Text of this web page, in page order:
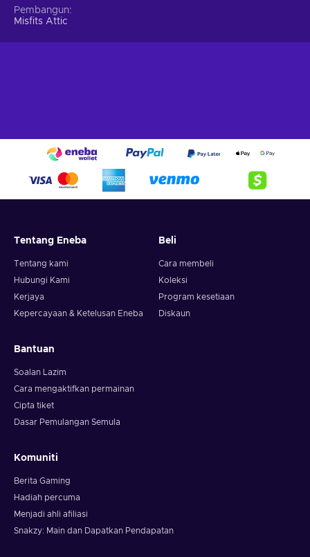
Pembangun
Misfits Attic
Tentang Eneba
Tentang kami
Hubungi Kami
Kerjaya
Kepercayaan & Ketelusan Eneba
Beli
Cara membeli
Koleksi
Program kesetiaan
Diskaun
Bantuan
Soalan Lazim
Cara mengaktifkan permainan
Cipta tiket
Dasar Pemulangan Semula
Komuniti
Berita Gaming
Hadiah percuma
Menjadi ahli afiliasi
Snakzy: Main dan Dapatkan Pendapatan